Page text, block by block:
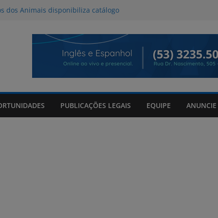
dos Animais disponibiliza catálogo
entre quinta e sexta-feira
Tributo a Raul Seixas no Praça
mateada e shows no Praça Shopping
06/08/2026
PUBLICAÇÕES LEGAIS EQUIPE ANUNCIE